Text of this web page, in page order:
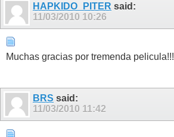
HAPKIDO_PITER said:
11/03/2010 10:26
Muchas gracias por tremenda pelicula!!!
BRS said:
11/03/2010 11:42